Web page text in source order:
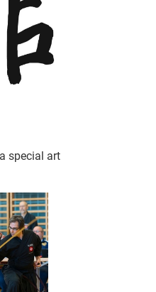
special art